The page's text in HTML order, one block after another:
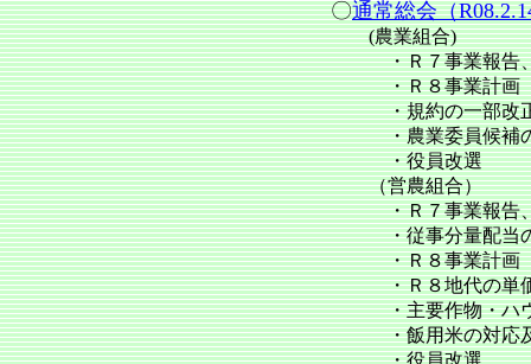
〇通常総会（
(農業組合)
・Ｒ７事業報告、
・Ｒ８事業計画
・規約の一部改
・農業委員候補
・役員改選
（営農組合）
・Ｒ７事業報告、
・従事分量配当の
・Ｒ８事業計画
・Ｒ８地代の単価
・主要作物・ハウ
・飯用米の対応及
・役員改選